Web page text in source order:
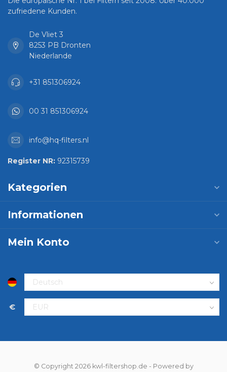
zufriedene Kunden.
De Vliet 3
8253 PB Dronten
Niederlande
+31 851306924
00 31 851306924
info@hq-filters.nl
Register NR: 92315739
Kategorien
Informationen
Mein Konto
€
© Copyright 2026 kwl-filtershop.de - Powered by